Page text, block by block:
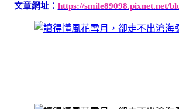
文章網址： https://smile89098.pixnet.net/